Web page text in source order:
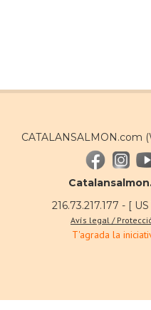
CATALANSALMON.com
216.73.217.177 - [
Avís legal /
T'agrada la